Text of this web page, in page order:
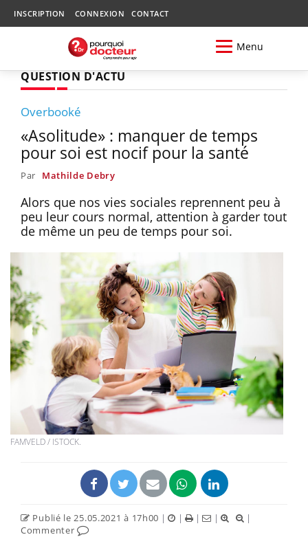
INSCRIPTION CONNEXION CONTACT
Menu
QUESTION D'ACTU
Overbooké
«Asolitude» : manquer de temps
pour soi est nocif pour la santé
Par Mathilde Debry
Alors que nos vies sociales reprennent peu à
peu leur cours normal, attention à garder tout
de même un peu de temps pour soi.
FAMVELD / ISTOCK.
Publié le 25.05.2021 à 17h00 | | | |
|
Commenter